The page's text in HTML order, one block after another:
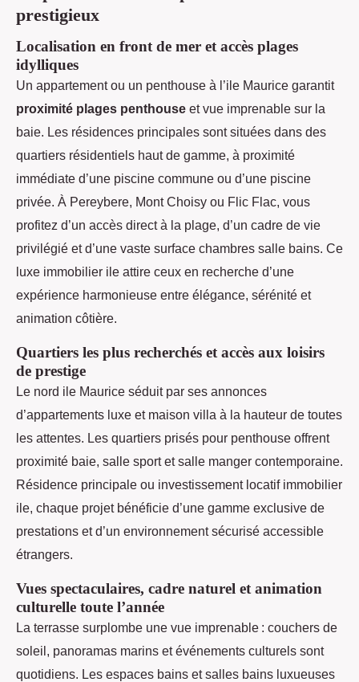
prestigieux
Localisation en front de mer et accès plages
idylliques
Un appartement ou un penthouse à l’ile Maurice garantit
proximité plages penthouse et vue imprenable sur la
baie. Les résidences principales sont situées dans des
quartiers résidentiels haut de gamme, à proximité
immédiate d’une piscine commune ou d’une piscine
privée. À Pereybere, Mont Choisy ou Flic Flac, vous
profitez d’un accès direct à la plage, d’un cadre de vie
privilégié et d’une vaste surface chambres salle bains. Ce
luxe immobilier ile attire ceux en recherche d’une
expérience harmonieuse entre élégance, sérénité et
animation côtière.
Quartiers les plus recherchés et accès aux loisirs
de prestige
Le nord ile Maurice séduit par ses annonces
d’appartements luxe et maison villa à la hauteur de toutes
les attentes. Les quartiers prisés pour penthouse offrent
proximité baie, salle sport et salle manger contemporaine.
Résidence principale ou investissement locatif immobilier
ile, chaque projet bénéficie d’une gamme exclusive de
prestations et d’un environnement sécurisé accessible
étrangers.
Vues spectaculaires, cadre naturel et animation
culturelle toute l’année
La terrasse surplombe une vue imprenable : couchers de
soleil, panoramas marins et événements culturels sont
quotidiens. Les espaces bains et salles bains luxueuses